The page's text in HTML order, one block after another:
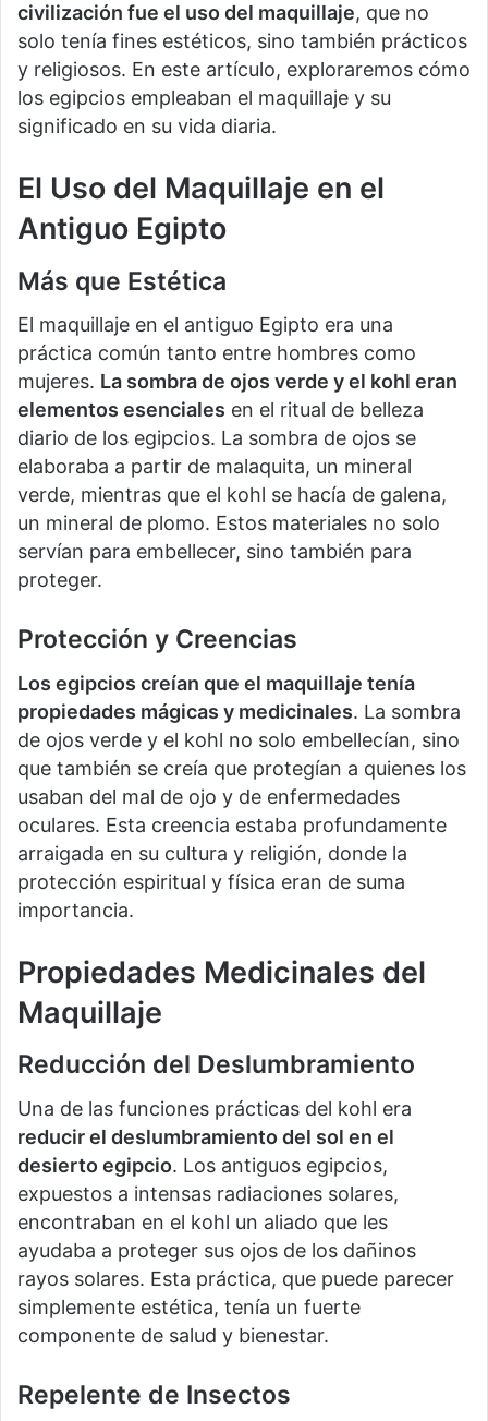
civilización fue el uso del maquillaje, que no
solo tenía fines estéticos, sino también prácticos
y religiosos. En este artículo, exploraremos cómo
los egipcios empleaban el maquillaje y su
significado en su vida diaria.
El Uso del Maquillaje en el
Antiguo Egipto
Más que Estética
El maquillaje en el antiguo Egipto era una
práctica común tanto entre hombres como
mujeres. La sombra de ojos verde y el kohl eran
elementos esenciales en el ritual de belleza
diario de los egipcios. La sombra de ojos se
elaboraba a partir de malaquita, un mineral
verde, mientras que el kohl se hacía de galena,
un mineral de plomo. Estos materiales no solo
servían para embellecer, sino también para
proteger.
Protección y Creencias
Los egipcios creían que el maquillaje tenía
propiedades mágicas y medicinales. La sombra
de ojos verde y el kohl no solo embellecían, sino
que también se creía que protegían a quienes los
usaban del mal de ojo y de enfermedades
oculares. Esta creencia estaba profundamente
arraigada en su cultura y religión, donde la
protección espiritual y física eran de suma
importancia.
Propiedades Medicinales del
Maquillaje
Reducción del Deslumbramiento
Una de las funciones prácticas del kohl era
reducir el deslumbramiento del sol en el
desierto egipcio. Los antiguos egipcios,
expuestos a intensas radiaciones solares,
encontraban en el kohl un aliado que les
ayudaba a proteger sus ojos de los dañinos
rayos solares. Esta práctica, que puede parecer
simplemente estética, tenía un fuerte
componente de salud y bienestar.
Repelente de Insectos